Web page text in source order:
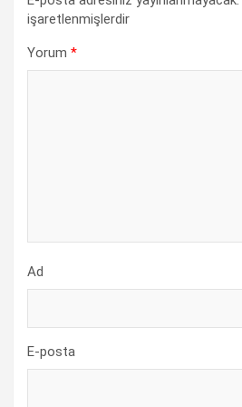
işaretlenmişlerdir
Yorum *
Ad
E-posta